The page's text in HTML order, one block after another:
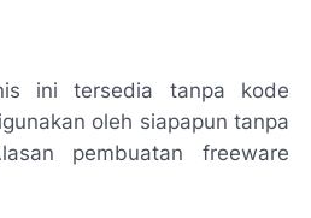
ini tersedia tanpa kode
oleh siapapun tanpa
pembuatan freeware